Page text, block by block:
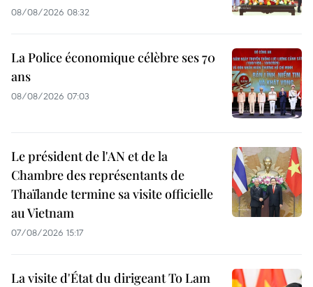
08/08/2026 08:32
La Police économique célèbre ses 70
ans
08/08/2026 07:03
Le président de l'AN et de la
Chambre des représentants de
Thaïlande termine sa visite officielle
au Vietnam
07/08/2026 15:17
La visite d'État du dirigeant To Lam